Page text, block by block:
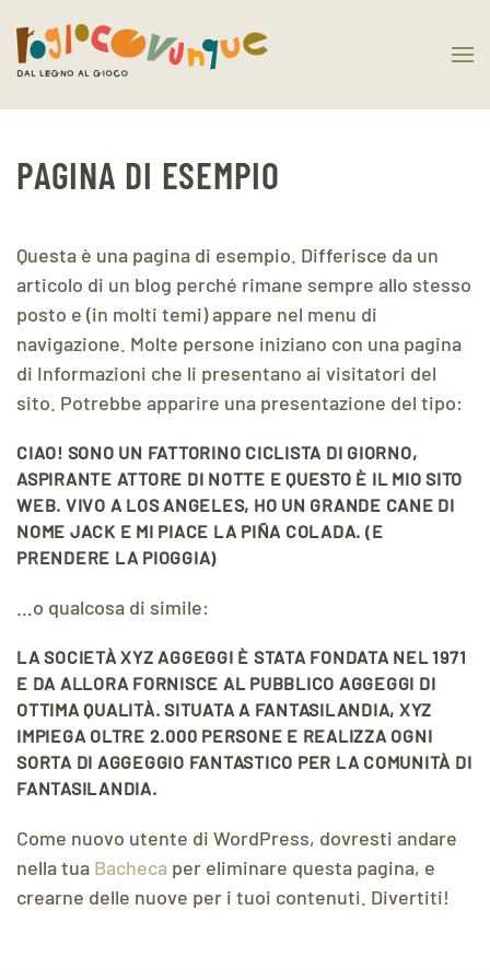
PAGINA DI ESEMPIO
Questa è una pagina di esempio. Differisce da un
articolo di un blog perché rimane sempre allo stesso
posto e (in molti temi) appare nel menu di
navigazione. Molte persone iniziano con una pagina
di Informazioni che li presentano ai visitatori del
sito. Potrebbe apparire una presentazione del tipo:
CIAO! SONO UN FATTORINO CICLISTA DI GIORNO,
ASPIRANTE ATTORE DI NOTTE E QUESTO È IL MIO SITO
WEB. VIVO A LOS ANGELES, HO UN GRANDE CANE DI
NOME JACK E MI PIACE LA PIÑA COLADA. (E
PRENDERE LA PIOGGIA)
…o qualcosa di simile:
LA SOCIETÀ XYZ AGGEGGI È STATA FONDATA NEL 1971
E DA ALLORA FORNISCE AL PUBBLICO AGGEGGI DI
OTTIMA QUALITÀ. SITUATA A FANTASILANDIA, XYZ
IMPIEGA OLTRE 2.000 PERSONE E REALIZZA OGNI
SORTA DI AGGEGGIO FANTASTICO PER LA COMUNITÀ DI
FANTASILANDIA.
Come nuovo utente di WordPress, dovresti andare
nella tua Bacheca per eliminare questa pagina, e
crearne delle nuove per i tuoi contenuti. Divertiti!